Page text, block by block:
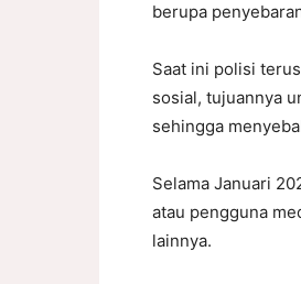
berupa
Saat ini polisi
sosial, tujuannya
sehingga
Selama Januari
atau pengguna
lainnya.